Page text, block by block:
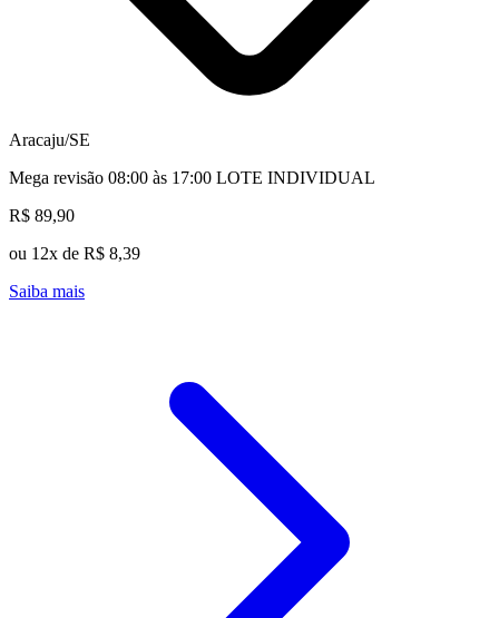
Aracaju/SE
Mega revisão 08:00 às 17:00 LOTE INDIVIDUAL
R$ 89,90
ou 12x de R$ 8,39
Saiba mais